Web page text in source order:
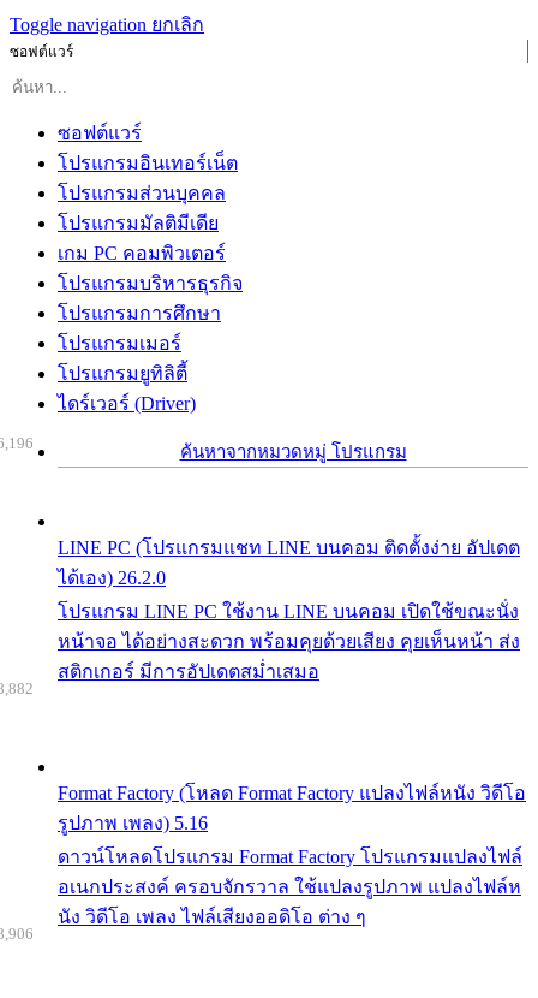
Toggle navigation ยกเลิก
ซอฟต์แวร์
ซอฟต์แวร์
โปรแกรมอินเทอร์เน็ต
โปรแกรมส่วนบุคคล
โปรแกรมมัลติมีเดีย
เกม PC คอมพิวเตอร์
โปรแกรมบริหารธุรกิจ
โปรแกรมการศึกษา
โปรแกรมเมอร์
โปรแกรมยูทิลิตี้
ไดร์เวอร์ (Driver)
ค้นหาจากหมวดหมู่ โปรแกรม
LINE PC (โปรแกรมแชท LINE บนคอม ติดตั้งง่าย อัปเดต
ได้เอง) 26.2.0
โปรแกรม LINE PC ใช้งาน LINE บนคอม เปิดใช้ขณะนั่ง
หน้าจอ ได้อย่างสะดวก พร้อมคุยด้วยเสียง คุยเห็นหน้า ส่ง
สติกเกอร์ มีการอัปเดตสม่ำเสมอ
Format Factory (โหลด Format Factory แปลงไฟล์หนัง วิดีโอ
รูปภาพ เพลง) 5.16
ดาวน์โหลดโปรแกรม Format Factory โปรแกรมแปลงไฟล์
อเนกประสงค์ ครอบจักรวาล ใช้แปลงรูปภาพ แปลงไฟล์ห
นัง วิดีโอ เพลง ไฟล์เสียงออดิโอ ต่าง ๆ